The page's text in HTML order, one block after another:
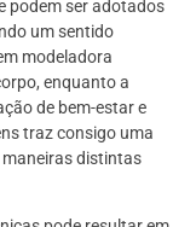
podem ser adotados
um sentido
modeladora
enquanto a
de bem-estar e
traz consigo uma
maneiras distintas